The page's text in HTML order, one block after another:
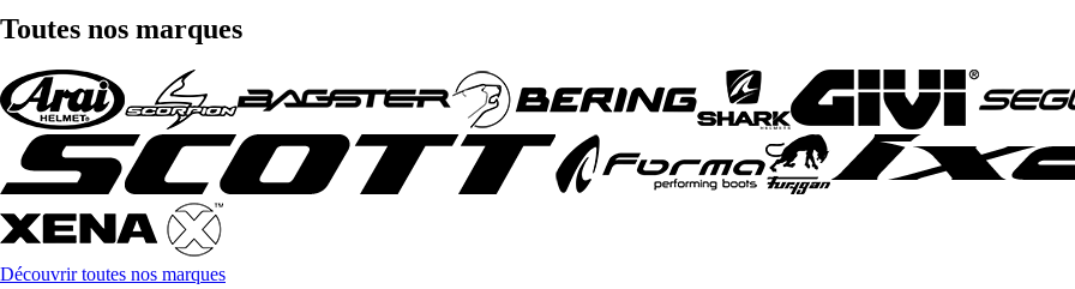
Toutes nos marques
Découvrir toutes nos marques